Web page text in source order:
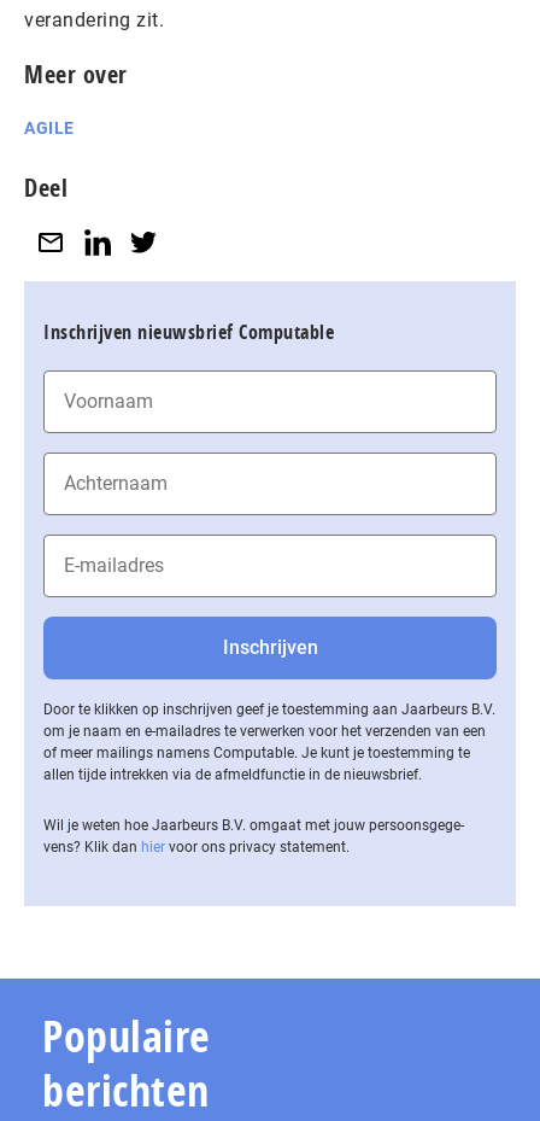
verandering zit.
Meer over
AGILE
Deel
Inschrijven nieuwsbrief Computable
Door te klikken op inschrijven geef je toestemming aan Jaarbeurs B.V.
om je naam en e-mailadres te verwerken voor het verzenden van een
of meer mailings namens Computable. Je kunt je toestemming te
allen tijde intrekken via de af­meld­func­tie in de nieuwsbrief.
Wil je weten hoe Jaarbeurs B.V. omgaat met jouw per­soons­ge­ge­
vens? Klik dan hier voor ons privacy statement.
Populaire
berichten